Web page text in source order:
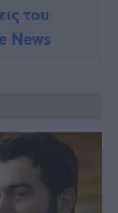
του
News